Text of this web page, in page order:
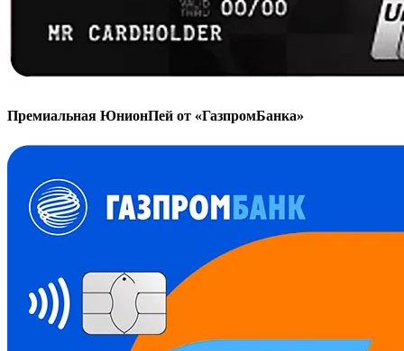
Премиальная ЮнионПей от «ГазпромБанка»